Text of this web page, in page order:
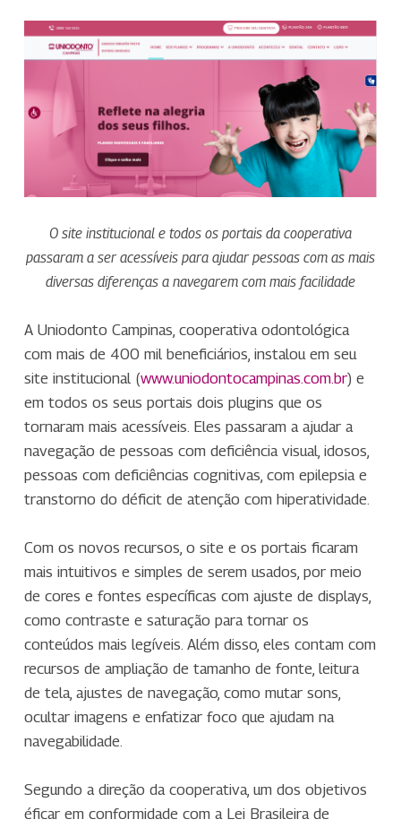
O site institucional e todos os portais da cooperativa
passaram a ser acessíveis para ajudar pessoas com as mais
diversas diferenças a navegarem com mais facilidade
A Uniodonto Campinas, cooperativa odontológica
com mais de 400 mil beneficiários, instalou em seu
site institucional (www.uniodontocampinas.com.br) e
em todos os seus portais dois plugins que os
tornaram mais acessíveis. Eles passaram a ajudar a
navegação de pessoas com deficiência visual, idosos,
pessoas com deficiências cognitivas, com epilepsia e
transtorno do déficit de atenção com hiperatividade.
Com os novos recursos, o site e os portais ficaram
mais intuitivos e simples de serem usados, por meio
de cores e fontes específicas com ajuste de displays,
como contraste e saturação para tornar os
conteúdos mais legíveis. Além disso, eles contam com
recursos de ampliação de tamanho de fonte, leitura
de tela, ajustes de navegação, como mutar sons,
ocultar imagens e enfatizar foco que ajudam na
navegabilidade.
Segundo a direção da cooperativa, um dos objetivos
éficar em conformidade com a Lei Brasileira de